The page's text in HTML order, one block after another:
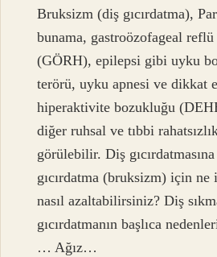
Bruksizm (diş gıcırdatma),
bunama, gastroözofageal
(GÖRH), epilepsi gibi uyku
terörü, uyku apnesi ve dikkat
hiperaktivite bozukluğu
diğer ruhsal ve tıbbi
görülebilir. Diş
gıcırdatma (bruksizm) için
nasıl azaltabilirsiniz? Diş
gıcırdatmanın başlıca
… Ağız…